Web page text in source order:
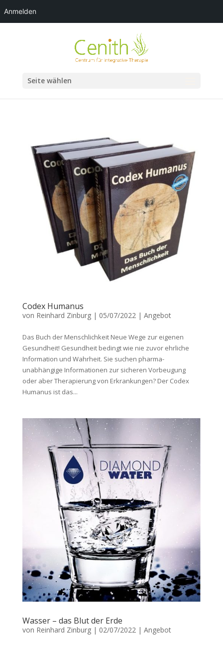
Anmelden
Seite wählen
Codex Humanus
von Reinhard Zinburg| 05/07/2022 | Angebot
Das Buch der Menschlichkeit Neue Wege zur eigenen
Gesundheit! Gesundheit bedingt wie nie zuvor ehrliche
Information und Wahrheit. Sie suchen pharma-
unabhängige Informationen zur sicheren Vorbeugung
oder aber Therapierung von Erkrankungen? Der Codex
Humanus ist das...
Wasser – das Blut der Erde
von Reinhard Zinburg| 02/07/2022| Angebot